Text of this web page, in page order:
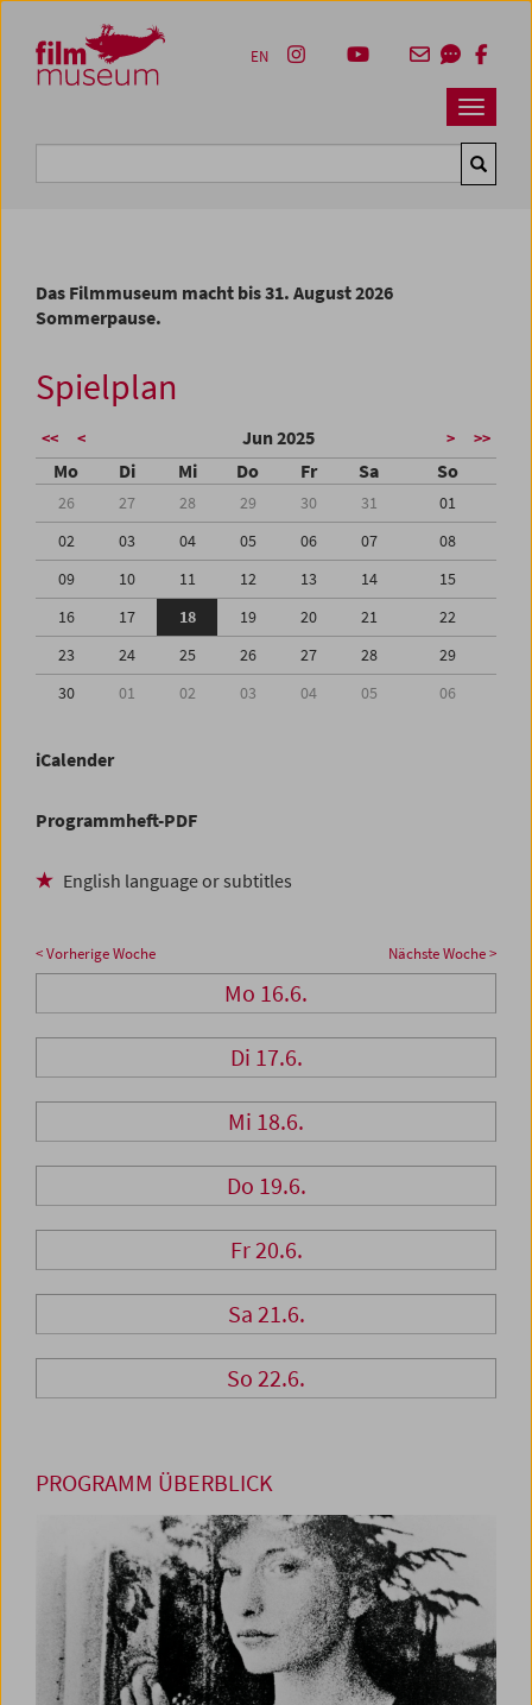
Zum Inhalt
Zum Hauptmenü
Zur Servicenavigation
Zum Suche
Navbar
EN
Das Filmmuseum macht bis 31. August 2026
Sommerpause.
Spielplan
<< < Jun 2025 > >>
Mo Di Mi Do Fr Sa So
26 27 28 29 30 31
01
02
03 04 05 06 07
08
09
10 11 12 13 14
15
16
17 18 19 20 21
22
23
24 25 26 27 28
29
30
01 02 03 04 05 06
iCalender
Programmheft-PDF
English language or subtitles
< Vorherige Woche Nächste Woche >
Mo 16.6.
Di 17.6.
Mi 18.6.
Do 19.6.
Fr 20.6.
Sa 21.6.
So 22.6.
PROGRAMM ÜBERBLICK